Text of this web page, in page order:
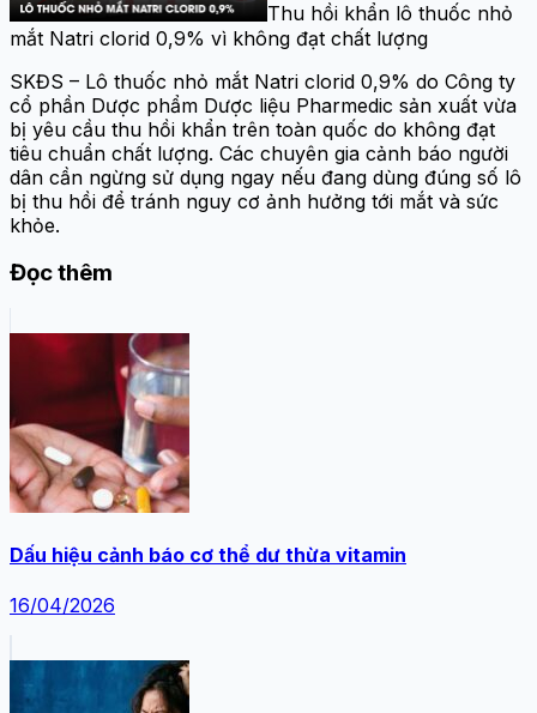
Thu hồi khẩn lô thuốc nhỏ
mắt Natri clorid 0,9% vì không đạt chất lượng
SKĐS – Lô thuốc nhỏ mắt Natri clorid 0,9% do Công ty
cổ phần Dược phẩm Dược liệu Pharmedic sản xuất vừa
bị yêu cầu thu hồi khẩn trên toàn quốc do không đạt
tiêu chuẩn chất lượng. Các chuyên gia cảnh báo người
dân cần ngừng sử dụng ngay nếu đang dùng đúng số lô
bị thu hồi để tránh nguy cơ ảnh hưởng tới mắt và sức
khỏe.
Đọc thêm
Dấu hiệu cảnh báo cơ thể dư thừa vitamin
16/04/2026